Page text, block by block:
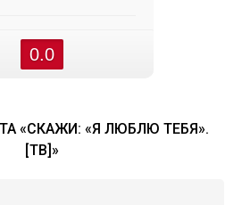
0.0
«СКАЖИ: «Я ЛЮБЛЮ ТЕБЯ».
[ТВ]»